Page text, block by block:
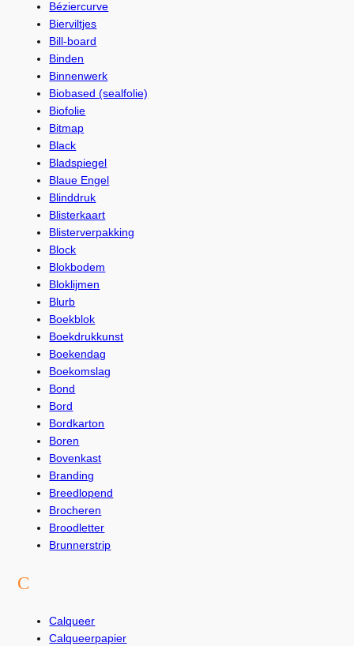
Béziercurve
Bierviltjes
Bill-board
Binden
Binnenwerk
Biobased (sealfolie)
Biofolie
Bitmap
Black
Bladspiegel
Blaue Engel
Blinddruk
Blisterkaart
Blisterverpakking
Block
Blokbodem
Bloklijmen
Blurb
Boekblok
Boekdrukkunst
Boekendag
Boekomslag
Bond
Bord
Bordkarton
Boren
Bovenkast
Branding
Breedlopend
Brocheren
Broodletter
Brunnerstrip
C
Calqueer
Calqueerpapier